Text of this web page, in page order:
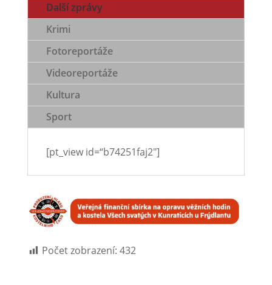
Další zprávy
Krimi
Fotoreportáže
Videoreportáže
Kultura
Sport
[pt_view id=“b74251faj2″]
Počet zobrazení: 432